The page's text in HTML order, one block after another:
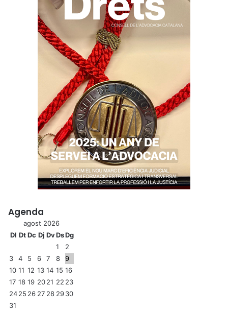
Agenda
agost 2026
Dl DtDc Dj DvDsDg
1
2
3
4 5 6 7 8
9
10 11 12 13 14 15 16
17 18 19 2021 22 23
2425 26 27 28 2930
31